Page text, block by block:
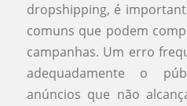
dropshipping, é
comuns que podem
campanhas. Um erro
adequadamente o
anúncios que não